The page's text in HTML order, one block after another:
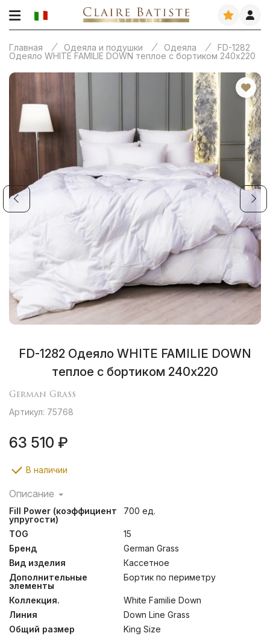
Главная Одеяла и подушки Одеяла
FD-1282
Одеяло WHITE FAMILIE DOWN теплое с бортиком 240х220
FD-1282 Одеяло WHITE FAMILIE DOWN
теплое с бортиком 240х220
German Grass
Артикул: 75768
63 510 ₽
В наличии
Описание
Конструкция подушки с бортиком создает
дополнительный объем, обеспечивает поддержку
головы и способствует расслаблению шеи во время
сна. Бортик по периметру одеяла позволяет пуху
распушиться на всю высоту бортика и сделает эти
одеяла по-настоящему теплыми. Хлопковый сатин и
отборный серый гусиный пух Тулузской породы
категории «Экстра» позволили создать отличную
коллекцию пуховых одеял и подушек. Стирка при
температуре до 30°С.
Fill Power (коэффициент
упругости)
700 ед.
TOG
15
Бренд
German Grass
Вид изделия
Кассетное
Дополнительные
элементы
Бортик по периметру
Коллекция.
White Familie Down
Линия
Down Line Grass
Общий размер
King Size